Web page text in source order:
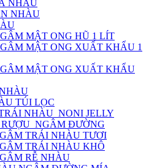
NHÀU
NHÀU
MẬT ONG HŨ 1 LÍT
MẬT ONG XUẤT KHẨU 1
MẬT ONG XUẤT KHẨU
TÚI LỌC
NHÀU_NONI JELLY
ĐƯỜNG
TRÁI NHÀU TƯƠI
TRÁI NHÀU KHÔ
RỄ NHÀU